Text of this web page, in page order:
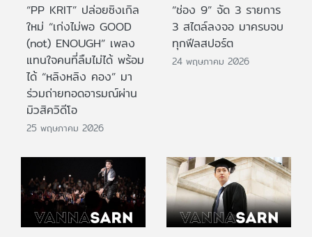
“PP KRIT” ปล่อยซิงเกิล
ใหม่ “เก่งไม่พอ GOOD
(not) ENOUGH” เพลง
แทนใจคนที่ลืมไม่ได้ พร้อม
ได้ “หลิงหลิง คอง” มา
ร่วมถ่ายทอดอารมณ์ผ่าน
มิวสิควิดีโอ
25 พฤษภาคม 2026
“ช่อง 9” จัด 3 รายการ
3 สไตล์ลงจอ มาครบจบ
ทุกฟีลสปอร์ต
24 พฤษภาคม 2026